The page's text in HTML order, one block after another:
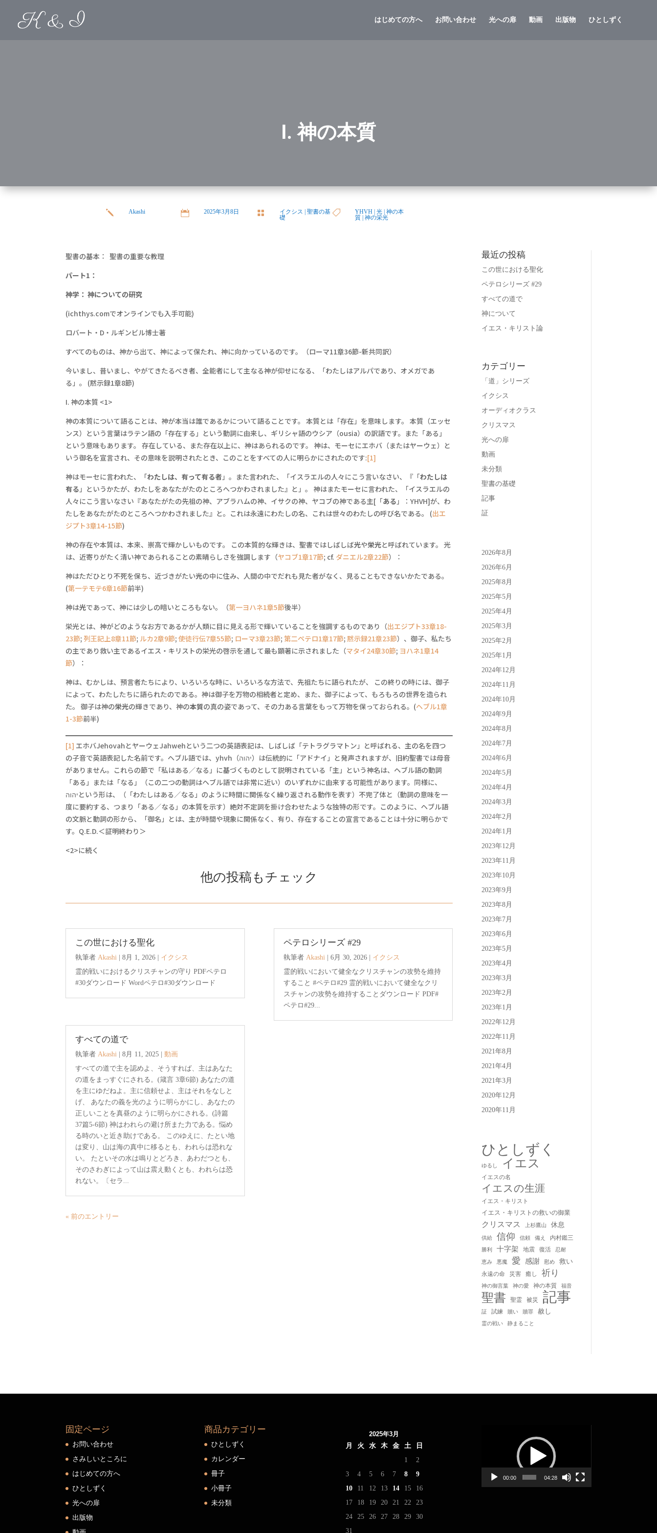
はじめての方へ お問い合わせ 光への扉 動画 出版物 ひとしずく
I. 神の本質
j Akashi  2025年3月8日  イクシス | 聖書の基
礎
 YHVH| 光| 神の本
質| 神の栄光
聖書の基本： 聖書の重要な教理
パート1：
神学： 神についての研究
(ichthys.comでオンラインでも入手可能)
ロバート・D・ルギンビル博士著
すべてのものは、神から出て、神によって保たれ、神に向かっているのです。（ローマ11章36節-新共同訳）
今いまし、昔いまし、やがてきたるべき者、全能者にして主なる神が仰せになる、「わたしはアルパであり、オメガであ
る」。 (黙示録1章8節)
I. 神の本質 <1>
神の本質について語ることは、神が本当は誰であるかについて語ることです。 本質とは「存在」を意味します。 本質（エッセ
ンス）という言葉はラテン語の「存在する」という動詞に由来し、ギリシャ語のウシア（ousia）の訳語です。また「ある」
という意味もあります。 存在している、また存在以上に、神はあられるのです。 神は、モーセにエホバ（またはヤーウェ）と
いう御名を宣言され、その意味を説明されたとき、このことをすべての人に明らかにされたのです:[1]
神はモーセに言われた、「わたしは、有って有る者」。また言われた、「イスラエルの人々にこう言いなさい、『「わたしは
有る 」というかたが、わたしをあなたがたのところへつかわされました』と」。 神はまたモーセに言われた、「イスラエルの
人々にこう言いなさい『あなたがたの先祖の神、アブラハムの神、イサクの神、ヤコブの神である主[「ある 」：YHVH]が、わ
たしをあなたがたのところへつかわされました』と。これは永遠にわたしの名、これは世々のわたしの呼び名である。 (出エ
ジプト3章14-15節)
神の存在や本質は、本来、崇高で輝かしいものです。 この本質的な輝きは、聖書ではしばしば光や栄光と呼ばれています。 光
は、近寄りがたく清い神であられることの素晴らしさを強調します（ヤコブ1章17節; cf. ダニエル2章22節）：
神はただひとり不死を保ち、近づきがたい光の中に住み、人間の中でだれも見た者がなく、見ることもできないかたである。
(第一テモテ6章16節前半)
神は光であって、神には少しの暗いところもない。（第一ヨハネ1章5節後半）
栄光とは、神がどのようなお方であるかが人類に目に見える形で輝いていることを強調するものであり（出エジプト33章18-
23節;列王記上8章11節; ルカ2章9節;使徒行伝7章55節; ローマ3章23節;第二ペテロ1章17節;黙示録21章23節）、御子、私たち
の主であり救い主であるイエス・キリストの栄光の啓示を通して最も顕著に示されました（マタイ24章30節; ヨハネ1章14
節）：
神は、むかしは、預言者たちにより、いろいろな時に、いろいろな方法で、先祖たちに語られたが、 この終りの時には、御子
によって、わたしたちに語られたのである。神は御子を万物の相続者と定め、また、御子によって、もろもろの世界を造られ
た。 御子は神の栄光の輝きであり、神の本質の真の姿であって、その力ある言葉をもって万物を保っておられる。(ヘブル1章
1-3節前半)
[1] エホバJehovahとヤーウェJahwehという二つの英語表記は、しばしば「テトラグラマトン」と呼ばれる、主の名を四つ
の子音で英語表記した名前です。ヘブル語では、yhvh（יהוה）は伝統的に「アドナイ」と発声されますが、旧約聖書では母音
がありません。これらの節で「私はある／なる」に基づくものとして説明されている「主」という神名は、ヘブル語の動詞
「ある」または「なる」（この二つの動詞はヘブル語では非常に近い）のいずれかに由来する可能性があります。同様に、
יהוהという形は、（「わたしはある／なる」のように時間に関係なく繰り返される動作を表す）不完了体と（動詞の意味を一
度に要約する、つまり「ある／なる」の本質を示す）絶対不定詞を掛け合わせたような独特の形です。このように、ヘブル語
の文脈と動詞の形から、「御名」とは、主が時間や現象に関係なく、有り、存在することの宣言であることは十分に明らかで
す。Q.E.D.＜証明終わり＞
<2>に続く
他の投稿もチェック
この世における聖化
執筆者Akashi |8月 1, 2026
イクシス
霊的戦いにおけるクリスチャンの守り PDFペテロ
#30ダウンロード Wordペテロ#30ダウンロード
すべての道で
執筆者 Akashi |8月 11, 2025 |動画
すべての道で主を認めよ、そうすれば、主はあなた
の道をまっすぐにされる。(箴言 3章6節) あなたの道
を主にゆだねよ。主に信頼せよ、主はそれをなしと
げ、 あなたの義を光のように明らかにし、あなたの
正しいことを真昼のように明らかにされる。(詩篇
37篇5-6節) 神はわれらの避け所また力である。悩め
る時のいと近き助けである。 このゆえに、たとい地
は変り、山は海の真中に移るとも、われらは恐れな
い。 たといその水は鳴りとどろき、あわだつとも、
そのさわぎによって山は震え動くとも、われらは恐
れない。〔セラ...
ペテロシリーズ #29
執筆者 Akashi| 6月 30, 2026| イクシス
霊的戦いにおいて健全なクリスチャンの攻勢を維持
すること #ペテロ#29 霊的戦いにおいて健全なクリ
スチャンの攻勢を維持することダウンロード PDF#
ペテロ#29...
« 前のエントリー
最近の投稿
この世における聖化
ペテロシリーズ #29
すべての道で
神について
イエス・キリスト論
カテゴリー
「道」シリーズ
イクシス
オーディオクラス
クリスマス
光への扉
動画
未分類
聖書の基礎
記事
証
2026年8月
2026年6月
2025年8月
2025年5月
2025年4月
2025年3月
2025年2月
2025年1月
2024年12月
2024年11月
2024年10月
2024年9月
2024年8月
2024年7月
2024年6月
2024年5月
2024年4月
2024年3月
2024年2月
2024年1月
2023年12月
2023年11月
2023年10月
2023年9月
2023年8月
2023年7月
2023年6月
2023年5月
2023年4月
2023年3月
2023年2月
2023年1月
2022年12月
2022年11月
2021年8月
2021年4月
2021年3月
2020年12月
2020年11月
ひとしずく
ゆるし イエス
イエスの名
イエスの生涯
イエス・キリスト
イエス・キリストの救いの御業
クリスマス 上杉鷹山 休息
供給 信仰 信頼 備え 内村鑑三
勝利 十字架 地震 復活 忍耐
恵み 悪魔 愛 感謝 慰め 救い
永遠の命 災害 癒し 祈り
神の御言葉 神の愛 神の本質 福音
聖書 聖霊 被災 記事
証 試練 贖い 贖罪 赦し
霊の戦い 静まること
固定ページ
お問い合わせ
さみしいところに
はじめての方へ
ひとしずく
光への扉
出版物
商品カテゴリー
ひとしずく
カレンダー
冊子
小冊子
未分類
2025年3月
月
火 水 木 金 土
日
1
2
3
4 5 6 7 8
9
10
11 12 13 14 15
16
17
18 19 20 21 22
23
24
25 26 27 28 29
30
31
ヤ
00:00 04:28